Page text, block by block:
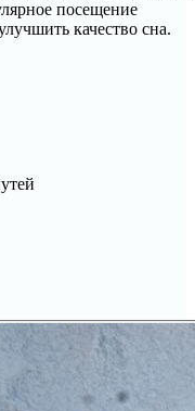
посещение
качество сна.